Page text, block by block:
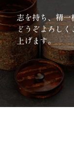
志を持ち、精
どうぞよろしく
上げます。